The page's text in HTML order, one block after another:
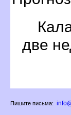
две
Пишите письма: